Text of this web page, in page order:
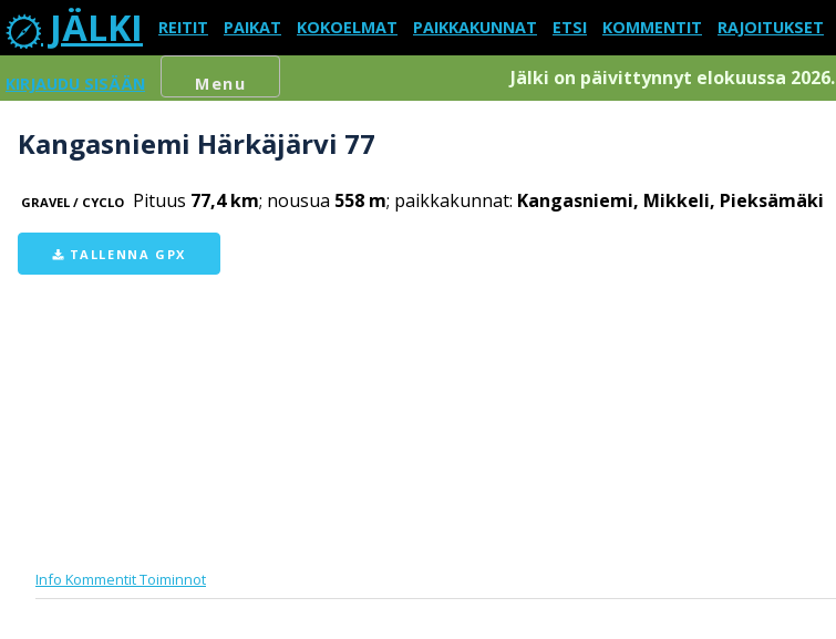
JÄLKI REITIT PAIKAT KOKOELMAT PAIKKAKUNNAT ETSI KOMMENTIT RAJOITUKSET
KIRJAUDU SISÄÄN Menu Jälki on päivittynnyt elokuussa 2026.
Kangasniemi Härkäjärvi 77
GRAVEL / CYCLO Pituus 77,4 km; nousua 558 m; paikkakunnat: Kangasniemi, Mikkeli, Pieksämäki
TALLENNA GPX
Info KommentitToiminnot